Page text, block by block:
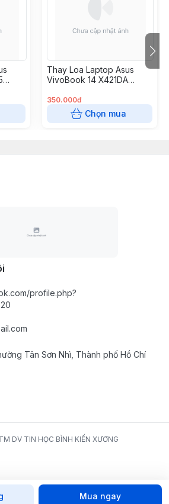
Mua ngay
Thay Loa Laptop Asus
VivoBook 14 X421DA
K433 M413 M433 R413
R438 S413 S433 X413
Series DN184C59007
350.000đ
Chọn mua
profile.php?
Tân Sơn Nhì, Thành phố Hồ Chí
DV TIN HỌC BÌNH KIẾN XƯƠNG